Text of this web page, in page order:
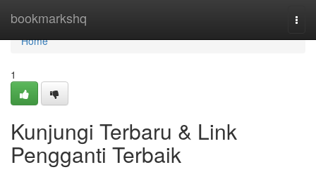
bookmarkshq
Home
Home
1
Kunjungi Terbaru & Link
Pengganti Terbaik